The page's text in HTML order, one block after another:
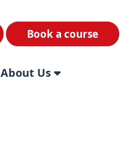
Book a course
About Us